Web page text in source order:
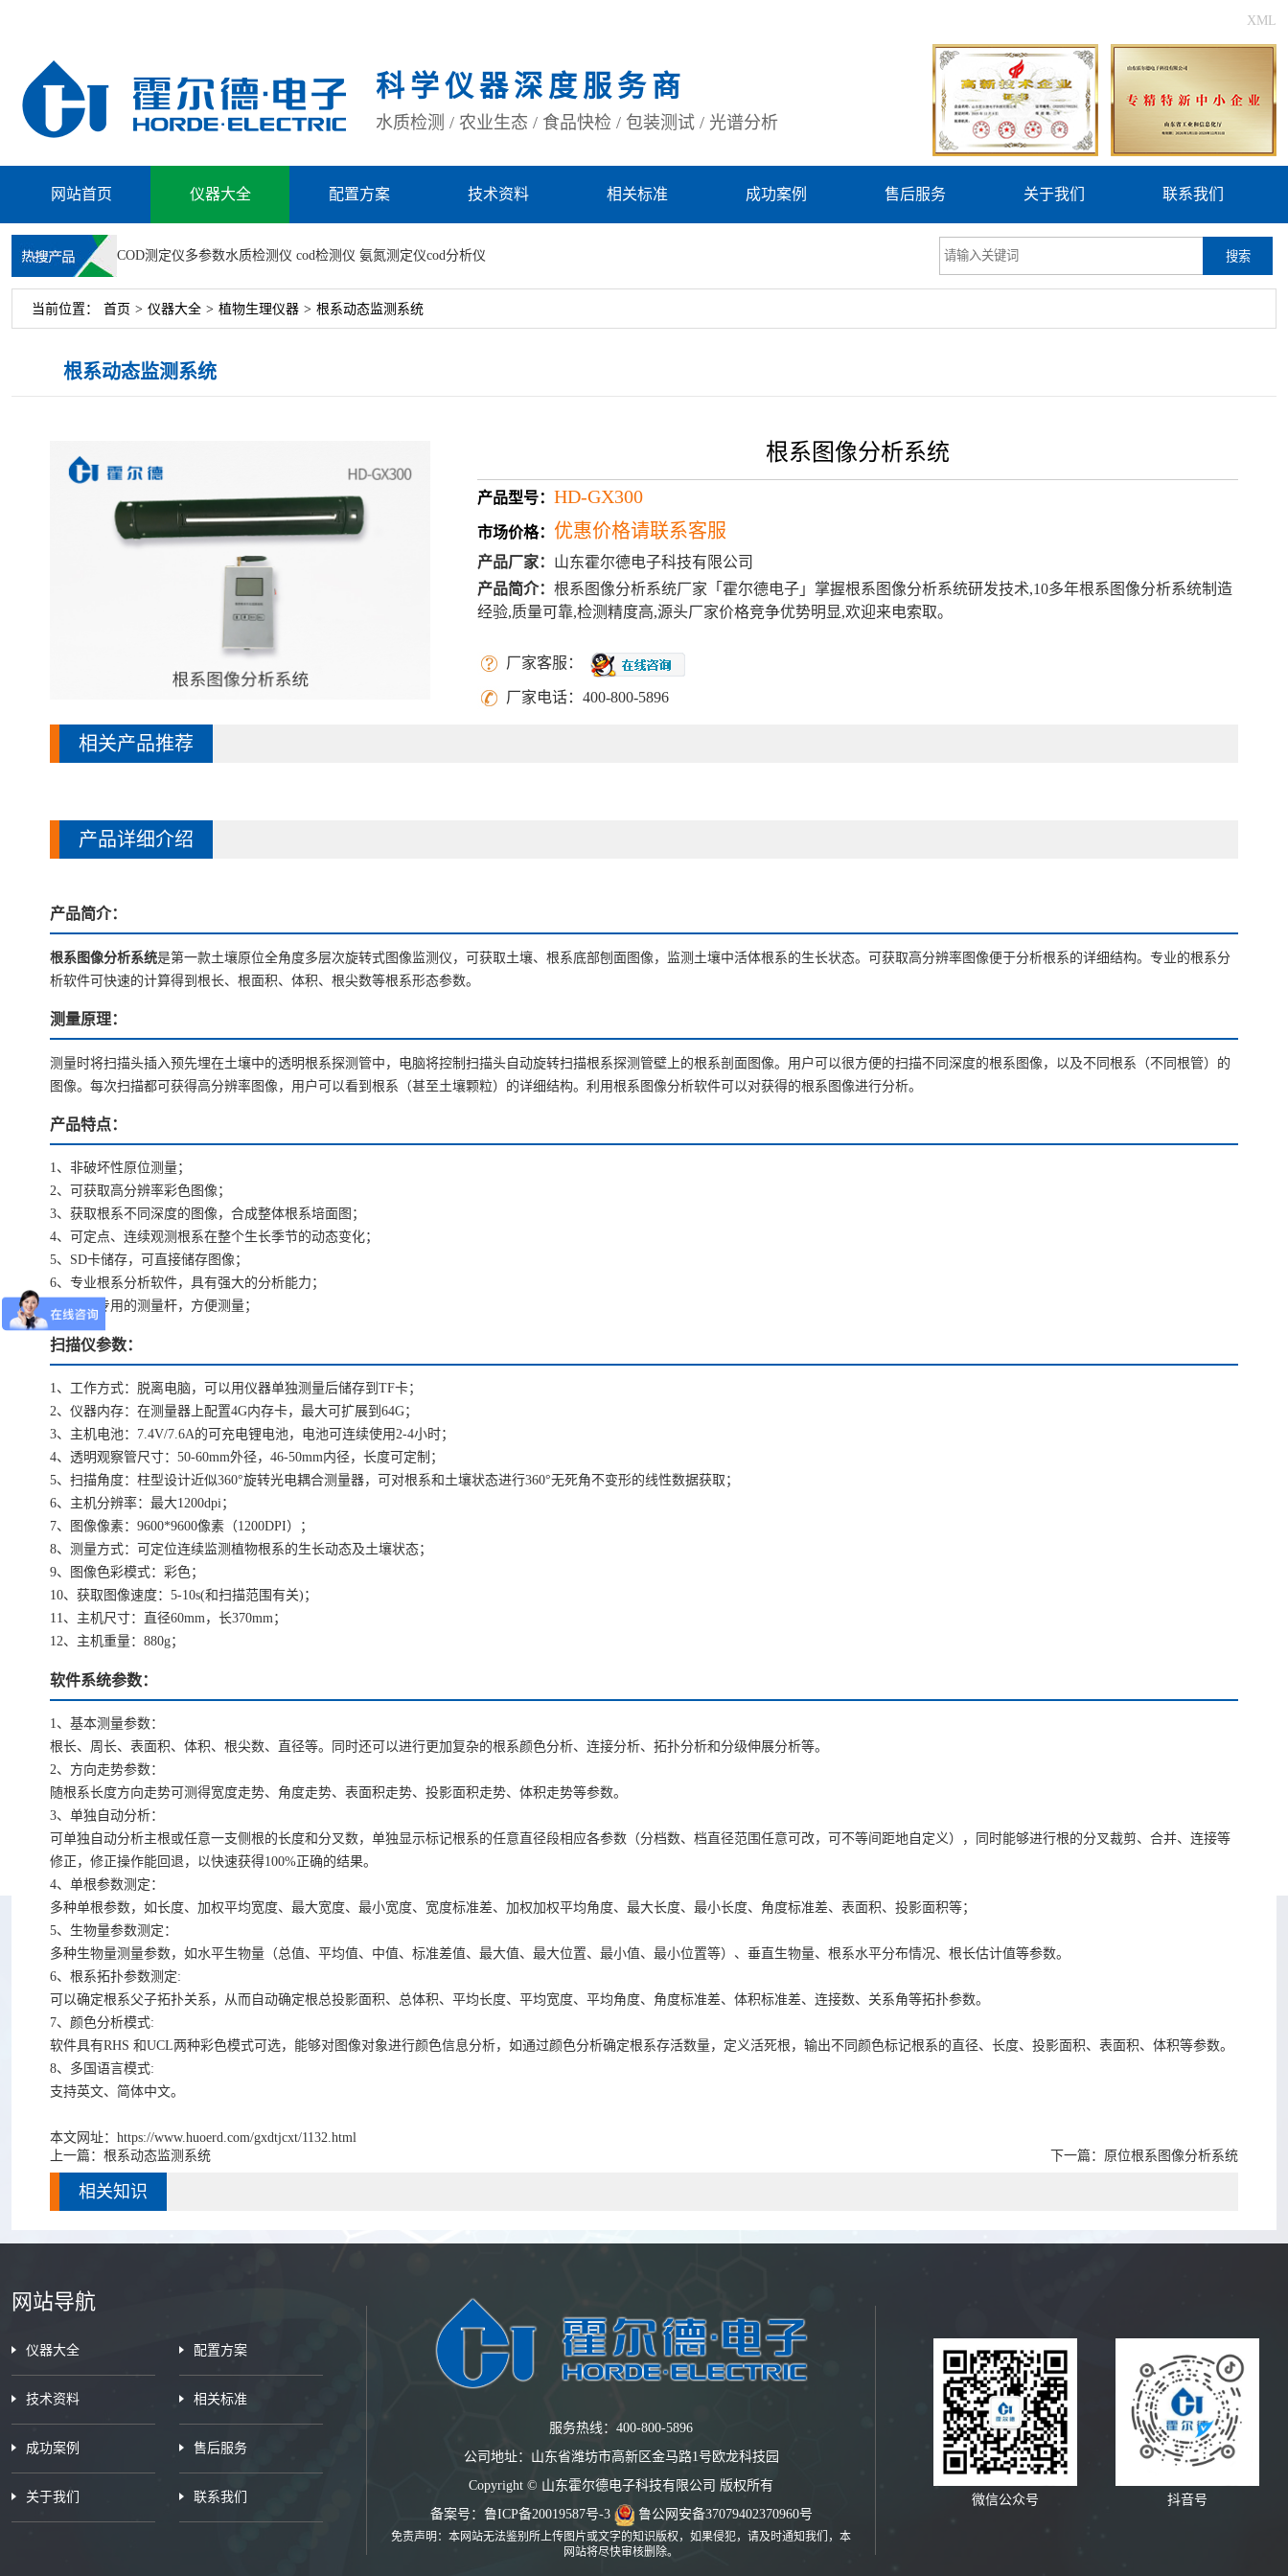
XML
科学仪器深度服务商
水质检测 / 农业生态 / 食品快检 / 包装测试 / 光谱分析
网站首页 仪器大全 配置方案 技术资料 相关标准 成功案例 售后服务 关于我们 联系我们
COD测定仪多参数水质检测仪 cod检测仪 氨氮测定仪cod分析仪 搜索
当前位置： 首页 > 仪器大全 > 植物生理仪器 > 根系动态监测系统
根系动态监测系统
根系图像分析系统
产品型号： HD-GX300
市场价格： 优惠价格请联系客服
产品厂家： 山东霍尔德电子科技有限公司
产品简介：根系图像分析系统厂家「霍尔德电子」掌握根系图像分析系统研发技术,10多年根系图像分析系统制造
经验,质量可靠,检测精度高,源头厂家价格竞争优势明显,欢迎来电索取。
厂家客服：
厂家电话：400-800-5896
相关产品推荐
产品详细介绍
产品简介：
根系图像分析系统是第一款土壤原位全角度多层次旋转式图像监测仪，可获取土壤、根系底部刨面图像，监测土壤中活体根系的生长状态。可获取高分辨率图像便于分析根系的详细结构。专业的根系分
析软件可快速的计算得到根长、根面积、体积、根尖数等根系形态参数。
测量原理：
测量时将扫描头插入预先埋在土壤中的透明根系探测管中，电脑将控制扫描头自动旋转扫描根系探测管壁上的根系剖面图像。用户可以很方便的扫描不同深度的根系图像，以及不同根系（不同根管）的
图像。每次扫描都可获得高分辨率图像，用户可以看到根系（甚至土壤颗粒）的详细结构。利用根系图像分析软件可以对获得的根系图像进行分析。
产品特点：
1、非破坏性原位测量；
2、可获取高分辨率彩色图像；
3、获取根系不同深度的图像，合成整体根系培面图；
4、可定点、连续观测根系在整个生长季节的动态变化；
5、SD卡储存，可直接储存图像；
6、专业根系分析软件，具有强大的分析能力；
7、配有专用的测量杆，方便测量；
扫描仪参数：
1、工作方式：脱离电脑，可以用仪器单独测量后储存到TF卡；
2、仪器内存：在测量器上配置4G内存卡，最大可扩展到64G；
3、主机电池：7.4V/7.6A的可充电锂电池，电池可连续使用2-4小时；
4、透明观察管尺寸：50-60mm外径，46-50mm内径，长度可定制；
5、扫描角度：柱型设计近似360°旋转光电耦合测量器，可对根系和土壤状态进行360°无死角不变形的线性数据获取；
6、主机分辨率：最大1200dpi；
7、图像像素：9600*9600像素（1200DPI）；
8、测量方式：可定位连续监测植物根系的生长动态及土壤状态；
9、图像色彩模式：彩色；
10、获取图像速度：5-10s(和扫描范围有关)；
11、主机尺寸：直径60mm，长370mm；
12、主机重量：880g；
软件系统参数：
1、基本测量参数：
根长、周长、表面积、体积、根尖数、直径等。同时还可以进行更加复杂的根系颜色分析、连接分析、拓扑分析和分级伸展分析等。
2、方向走势参数：
随根系长度方向走势可测得宽度走势、角度走势、表面积走势、投影面积走势、体积走势等参数。
3、单独自动分析：
可单独自动分析主根或任意一支侧根的长度和分叉数，单独显示标记根系的任意直径段相应各参数（分档数、档直径范围任意可改，可不等间距地自定义），同时能够进行根的分叉裁剪、合并、连接等
修正，修正操作能回退，以快速获得100%正确的结果。
4、单根参数测定：
多种单根参数，如长度、加权平均宽度、最大宽度、最小宽度、宽度标准差、加权加权平均角度、最大长度、最小长度、角度标准差、表面积、投影面积等；
5、生物量参数测定：
多种生物量测量参数，如水平生物量（总值、平均值、中值、标准差值、最大值、最大位置、最小值、最小位置等）、垂直生物量、根系水平分布情况、根长估计值等参数。
6、根系拓扑参数测定:
可以确定根系父子拓扑关系，从而自动确定根总投影面积、总体积、平均长度、平均宽度、平均角度、角度标准差、体积标准差、连接数、关系角等拓扑参数。
7、颜色分析模式:
软件具有RHS 和UCL两种彩色模式可选，能够对图像对象进行颜色信息分析，如通过颜色分析确定根系存活数量，定义活死根，输出不同颜色标记根系的直径、长度、投影面积、表面积、体积等参数。
8、多国语言模式:
支持英文、简体中文。
本文网址： https://www.huoerd.com/gxdtjcxt/1132.html
上一篇： 根系动态监测系统​ 下一篇： 原位根系图像分析系统
相关知识
网站导航
仪器大全 配置方案
技术资料 相关标准
成功案例 售后服务
关于我们 联系我们
服务热线：400-800-5896
公司地址：山东省潍坊市高新区金马路1号欧龙科技园
Copyright © 山东霍尔德电子科技有限公司 版权所有
备案号： 鲁ICP备20019587号-3 鲁公网安备37079402370960号
免责声明：本网站无法鉴别所上传图片或文字的知识版权，如果侵犯，请及时通知我们，本
网站将尽快审核删除。
微信公众号 抖音号